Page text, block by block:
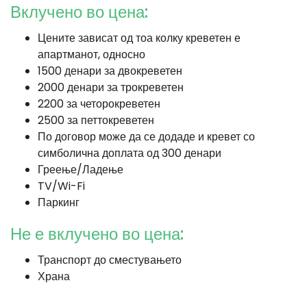
Вклучено во цена:
Цените зависат од тоа колку креветен е
апартманот, односно
1500 денари за двокреветен
2000 денари за трокреветен
2200 за четорокреветен
2500 за петтокреветен
По договор може да се додаде и кревет со
симболична доплата од 300 денари
Греење/Ладење
TV/Wi-Fi
Паркинг
Не е вклучено во цена:
Транспорт до сместувањето
Храна